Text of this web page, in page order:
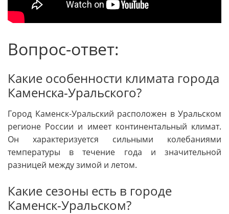
Вопрос-ответ:
Какие особенности климата города
Каменска-Уральского?
Город Каменск-Уральский расположен в Уральском
регионе России и имеет континентальный климат.
Он характеризуется сильными колебаниями
температуры в течение года и значительной
разницей между зимой и летом.
Какие сезоны есть в городе
Каменск-Уральском?